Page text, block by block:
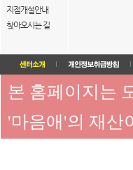
지점개설안내
찾아오시는 길
본 홈페이지는
'마음애'의 재산